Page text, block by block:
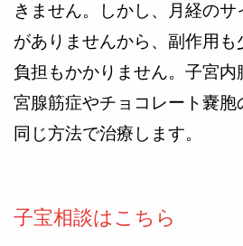
きません。しかし、月経の
がありませんから、副作用
負担もかかりません。子宮
宮腺筋症やチョコレート嚢胞
同じ方法で治療します。
子宝相談はこちら